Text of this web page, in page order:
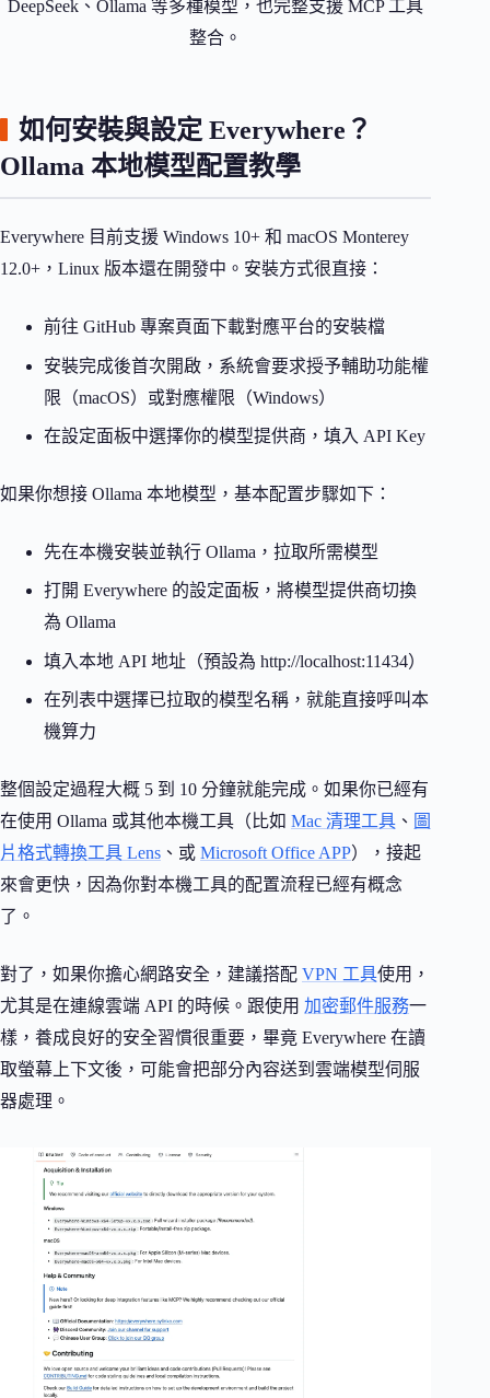
DeepSeek、Ollama 等多種模型，也完整支援 MCP 工具
整合。
如何安裝與設定 Everywhere？
Ollama 本地模型配置教學
Everywhere 目前支援 Windows 10+ 和 macOS Monterey
12.0+，Linux 版本還在開發中。安裝方式很直接：
前往 GitHub 專案頁面下載對應平台的安裝檔
安裝完成後首次開啟，系統會要求授予輔助功能權
限（macOS）或對應權限（Windows）
在設定面板中選擇你的模型提供商，填入 API Key
如果你想接 Ollama 本地模型，基本配置步驟如下：
先在本機安裝並執行 Ollama，拉取所需模型
打開 Everywhere 的設定面板，將模型提供商切換
為 Ollama
填入本地 API 地址（預設為 http://localhost:11434）
在列表中選擇已拉取的模型名稱，就能直接呼叫本
機算力
整個設定過程大概 5 到 10 分鐘就能完成。如果你已經有
在使用 Ollama 或其他本機工具（比如 Mac 清理工具 、 圖
片格式轉換工具 Lens 、或 Microsoft Office APP），接起
來會更快，因為你對本機工具的配置流程已經有概念
了。
對了，如果你擔心網路安全，建議搭配 VPN 工具使用，
尤其是在連線雲端 API 的時候。跟使用 加密郵件服務一
樣，養成良好的安全習慣很重要，畢竟 Everywhere 在讀
取螢幕上下文後，可能會把部分內容送到雲端模型伺服
器處理。